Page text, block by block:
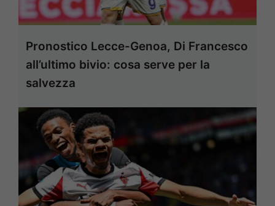
Pronostico Lecce-Genoa, Di Francesco
all’ultimo bivio: cosa serve per la
salvezza